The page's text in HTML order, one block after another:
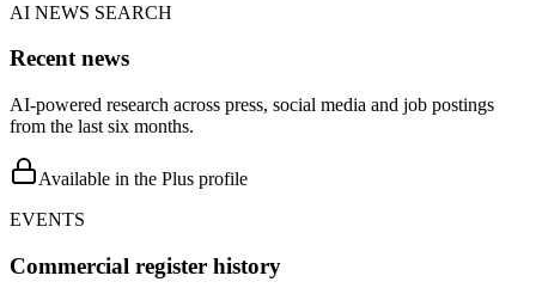
AI NEWS SEARCH
Recent news
AI-powered research across press, social media and job postings
from the last six months.
Available in the Plus profile
EVENTS
Commercial register history